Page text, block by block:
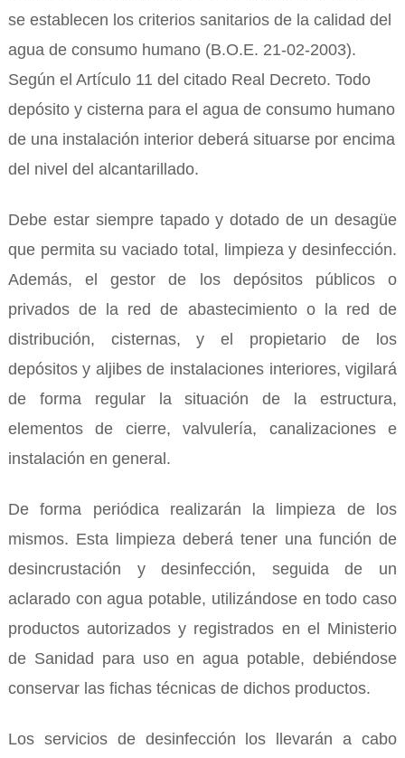
se establecen los criterios sanitarios de la calidad del
agua de consumo humano (B.O.E. 21-02-2003).
Según el Artículo 11 del citado Real Decreto. Todo
depósito y cisterna para el agua de consumo humano
de una instalación interior deberá situarse por encima
del nivel del alcantarillado.
Debe estar siempre tapado y dotado de un desagüe
que permita su vaciado total, limpieza y desinfección.
Además, el gestor de los depósitos públicos o
privados de la red de abastecimiento o la red de
distribución, cisternas, y el propietario de los
depósitos y aljibes de instalaciones interiores, vigilará
de forma regular la situación de la estructura,
elementos de cierre, valvulería, canalizaciones e
instalación en general.
De forma periódica realizarán la limpieza de los
mismos. Esta limpieza deberá tener una función de
desincrustación y desinfección, seguida de un
aclarado con agua potable, utilizándose en todo caso
productos autorizados y registrados en el Ministerio
de Sanidad para uso en agua potable, debiéndose
conservar las fichas técnicas de dichos productos.
Los servicios de desinfección los llevarán a cabo